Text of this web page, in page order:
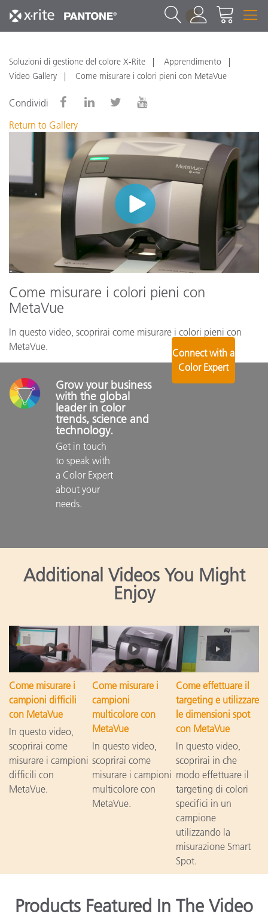
1
Soluzioni di gestione del colore X-Rite
Apprendimento
Video Gallery
Come misurare i colori pieni con MetaVue
Condividi
Return to Gallery
Come misurare i colori pieni con
MetaVue
In questo video, scoprirai come misurare i colori pieni con
MetaVue.
Grow your business
with the global
leader in color
trends, science and
technology.
Get in touch
to speak with
a Color Expert
about your
needs.
Connect with a
Color Expert
Additional Videos You Might
Enjoy
Come misurare i
campioni difficili
con MetaVue
In questo video,
scoprirai come
misurare i campioni
difficili con
MetaVue.
Come misurare i
campioni
multicolore con
MetaVue
In questo video,
scoprirai come
misurare i campioni
multicolore con
MetaVue.
Come effettuare il
targeting e utilizzare
le dimensioni spot
con MetaVue
In questo video,
scoprirai in che
modo effettuare il
targeting di colori
specifici in un
campione
utilizzando la
misurazione Smart
Spot.
Products Featured In The Video